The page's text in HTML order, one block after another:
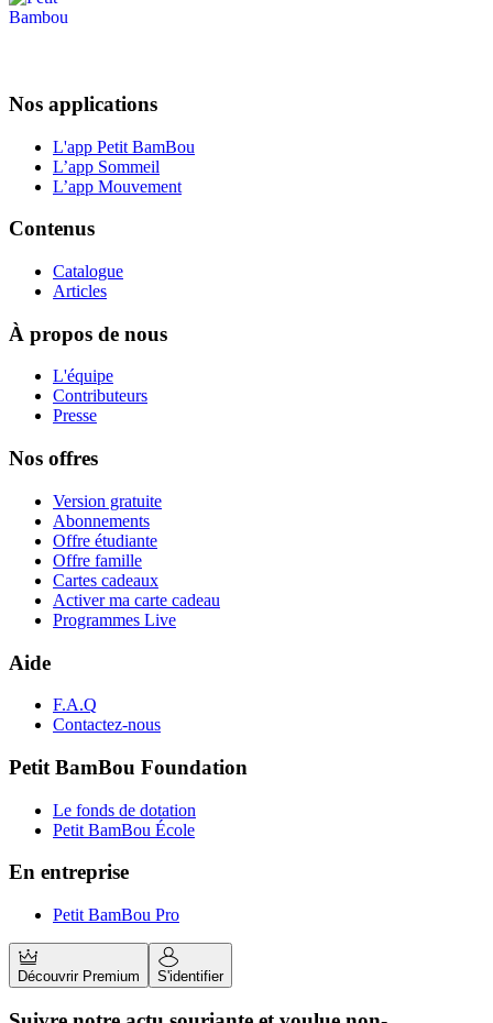
Nos applications
L'app Petit BamBou
L’app Sommeil
L’app Mouvement
Contenus
Catalogue
Articles
À propos de nous
L'équipe
Contributeurs
Presse
Nos offres
Version gratuite
Abonnements
Offre étudiante
Offre famille
Cartes cadeaux
Activer ma carte cadeau
Programmes Live
Aide
F.A.Q
Contactez-nous
Petit BamBou Foundation
Le fonds de dotation
Petit BamBou École
En entreprise
Petit BamBou Pro
Découvrir Premium S'identifier